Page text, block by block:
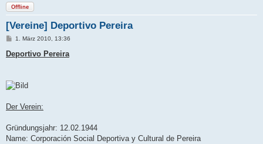
Offline
[Vereine] Deportivo Pereira
B
i
t
g
1. März 2010, 13:36
Deportivo Pereira
Der Verein:
Gründungsjahr: 12.02.1944
Name: Corporación Social Deportiva y Cultural de Pereira